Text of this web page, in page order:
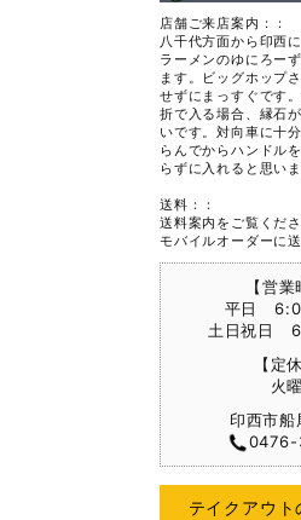
店舗ご来店案内：：
八千代方面から印西
ラーメンのゆにろー
ます。ビッグホップ
せずにまっすぐです
折で入る場合、縁石
いです。対向車に十
らんでからハンドル
らずに入れると思いま
送料：：
送料案内をご覧くださ
モバイルオーダーに
【営業
平日
土日祝日
【定
火
印西市
0476-
テイクアウ